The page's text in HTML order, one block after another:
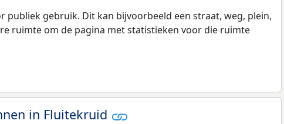
gebruik. Dit kan bijvoorbeeld een straat, weg, plein,
ruimte om de pagina met statistieken voor die ruimte
in Fluitekruid